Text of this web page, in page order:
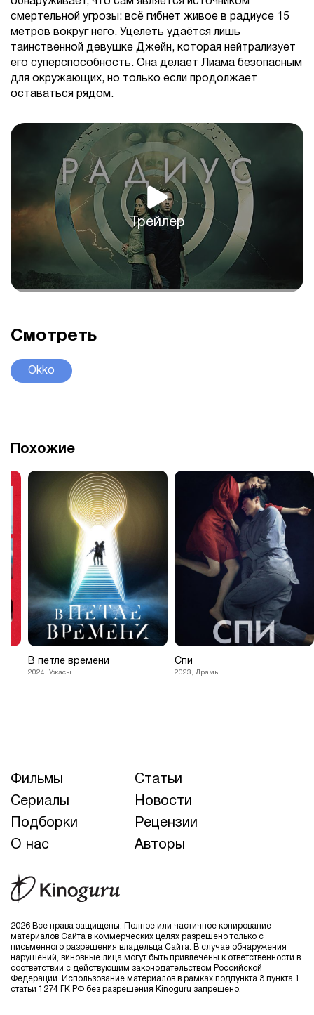
смертельной угрозы: всё гибнет живое в радиусе 15
метров вокруг него. Уцелеть удаётся лишь
таинственной девушке Джейн, которая нейтрализует
его суперспособность. Она делает Лиама безопасным
для окружающих, но только если продолжает
оставаться рядом.
Трейлер
Смотреть
Okko
Похожие
В петле времени
2024, Ужасы
Спи
2023, Драмы
2026 Все права защищены. Полное или частичное копирование
материалов Сайта в коммерческих целях разрешено только с
письменного разрешения владельца Сайта. В случае обнаружения
нарушений, виновные лица могут быть привлечены к ответственности в
соответствии с действующим законодательством Российской
Федерации. Использование материалов в рамках подпункта 3 пункта 1
статьи 1274 ГК РФ без разрешения Kinoguru запрещено.
Фильмы
Статьи
Сериалы
Новости
Подборки
Рецензии
О нас
Авторы